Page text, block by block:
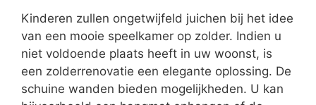
Kinderen zullen ongetwijfeld juichen bij het idee
van een mooie speelkamer op zolder. Indien u
niet voldoende plaats heeft in uw woonst, is
een zolderrenovatie een elegante oplossing. De
schuine wanden bieden mogelijkheden. U kan